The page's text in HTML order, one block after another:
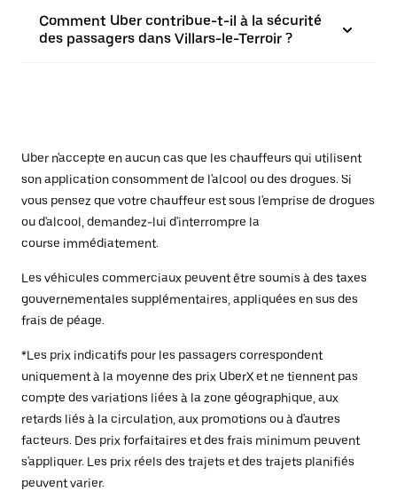
Comment Uber contribue-t-il à la sécurité
des passagers dans Villars-le-Terroir ?
Uber n'accepte en aucun cas que les chauffeurs qui utilisent
son application consomment de l'alcool ou des drogues. Si
vous pensez que votre chauffeur est sous l'emprise de drogues
ou d'alcool, demandez-lui d'interrompre la
course immédiatement.
Les véhicules commerciaux peuvent être soumis à des taxes
gouvernementales supplémentaires, appliquées en sus des
frais de péage.
*Les prix indicatifs pour les passagers correspondent
uniquement à la moyenne des prix UberX et ne tiennent pas
compte des variations liées à la zone géographique, aux
retards liés à la circulation, aux promotions ou à d'autres
facteurs. Des prix forfaitaires et des frais minimum peuvent
s'appliquer. Les prix réels des trajets et des trajets planifiés
peuvent varier.